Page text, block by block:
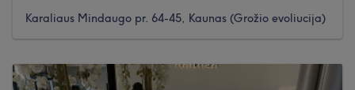
Karaliaus Mindaugo pr. 64-45, Kaunas (Grožio evoliucija)